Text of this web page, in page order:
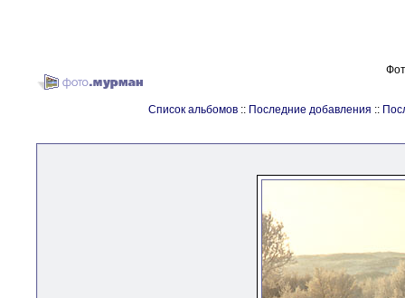
Список альбомов :: Последние добавления ::